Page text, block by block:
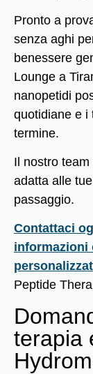
Pronto a
senza aghi
benessere
Lounge a
nanopetidi
quotidiane e i
termine.
Il nostro
adatta alle
passaggio.
Contattaci
informazioni
Peptide
terapia